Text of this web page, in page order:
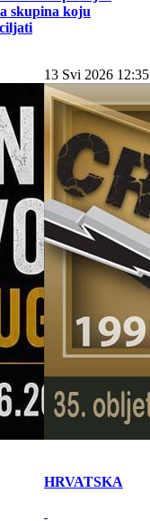
skupina koju
13 Svi 2026 12:35
HRVATSKA